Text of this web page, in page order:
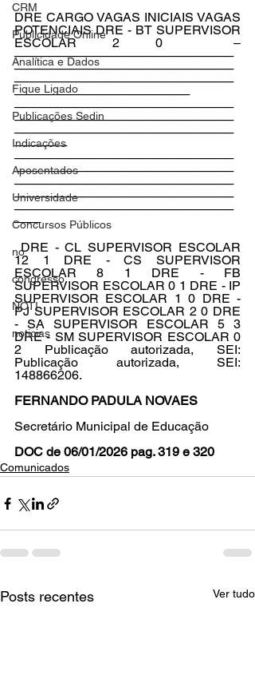
CRM
Publicidade Online
Analítica e Dados
Fique Ligado
Publicações Sedin
Indicações
Aposentados
Universidade
Concursos Públicos
no
congresso
NOTI
noticias
DRE CARGO VAGAS INICIAIS VAGAS
POTENCIAIS DRE - BT SUPERVISOR
ESCOLAR 2 0  –
─────────────────────────
─────────────────────────
─────────────────────────
────────────────────
─────────────────────────
─────────────────────────
─────────────────────────
──────
─────────────────────────
─────────────────────────
─────────────────────────
─────────────────────────
─────────────────────────
───
DRE - CL SUPERVISOR ESCOLAR
12 1 DRE - CS SUPERVISOR
ESCOLAR 8 1 DRE - FB
SUPERVISOR ESCOLAR 0 1 DRE - IP
SUPERVISOR ESCOLAR 1 0 DRE -
PJ SUPERVISOR ESCOLAR 2 0 DRE
- SA SUPERVISOR ESCOLAR 5 3
DRE - SM SUPERVISOR ESCOLAR 0
2 Publicação autorizada, SEI:
Publicação autorizada, SEI:
148866206.
FERNANDO PADULA NOVAES
Secretário Municipal de Educação
DOC de 06/01/2026 pag. 319 e 320
Comunicados
Posts recentes Ver tudo